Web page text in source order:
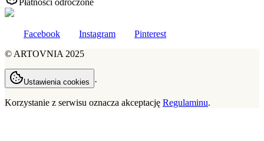
Płatności odroczone
Facebook Instagram
Pinterest
© ARTOVNIA 2025
Ustawienia cookies ·
Korzystanie z serwisu oznacza akceptację Regulaminu.